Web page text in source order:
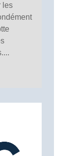
les